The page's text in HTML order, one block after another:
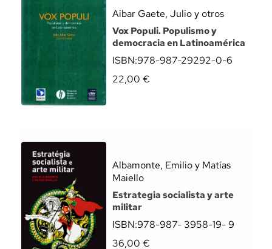
Aibar Gaete, Julio y otros
Vox Populi. Populismo y
democracia en Latinoamérica
ISBN:978-987-29292-0-6
22,00 €
Albamonte, Emilio y Matías
Maiello
Estrategia socialista y arte
militar
ISBN:978-987- 3958-19- 9
36,00 €